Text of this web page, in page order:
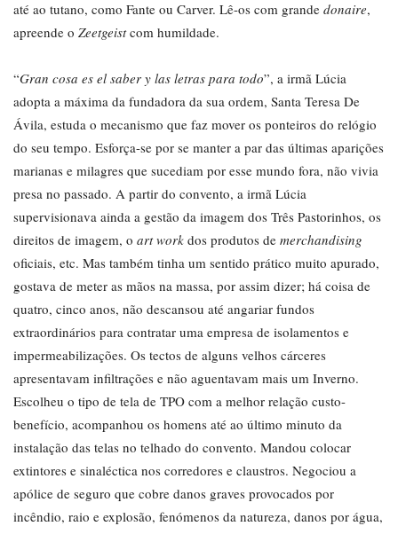
até ao tutano, como Fante ou Carver. Lê-os com grande donaire,
apreende o Zeetgeistcom humildade.
“Gran cosa es el saber y las letras para todo”, a irmã Lúcia
adopta a máxima da fundadora da sua ordem, Santa Teresa De
Ávila, estuda o mecanismo que faz mover os ponteiros do relógio
do seu tempo. Esforça-se por se manter a par das últimas aparições
marianas e milagres que sucediam por esse mundo fora, não vivia
presa no passado. A partir do convento, a irmã Lúcia
supervisionava ainda a gestão da imagem dos Três Pastorinhos, os
direitos de imagem, o art work dos produtos de merchandising
oficiais, etc. Mas também tinha um sentido prático muito apurado,
gostava de meter as mãos na massa, por assim dizer; há coisa de
quatro, cinco anos, não descansou até angariar fundos
extraordinários para contratar uma empresa de isolamentos e
impermeabilizações. Os tectos de alguns velhos cárceres
apresentavam infiltrações e não aguentavam mais um Inverno.
Escolheu o tipo de tela de TPO com a melhor relação custo-
benefício, acompanhou os homens até ao último minuto da
instalação das telas no telhado do convento. Mandou colocar
extintores e sinaléctica nos corredores e claustros. Negociou a
apólice de seguro que cobre danos graves provocados por
incêndio, raio e explosão, fenómenos da natureza, danos por água,